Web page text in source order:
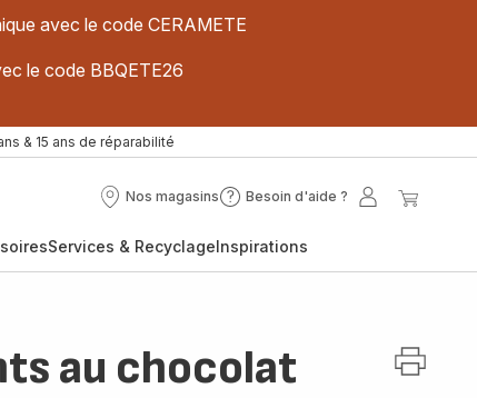
avec le code CERAMETE
le code BBQETE26
& 15 ans de réparabilité
Nos magasins
Nos
Besoin d'aide ?
Besoin
?
Mon
Services & RecyclageInspirations
au chocolat